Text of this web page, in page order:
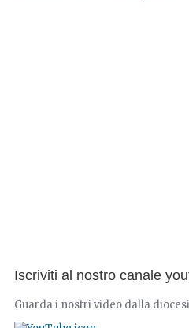
Iscriviti al nostro canale
Guarda i nostri video dalla diocesi